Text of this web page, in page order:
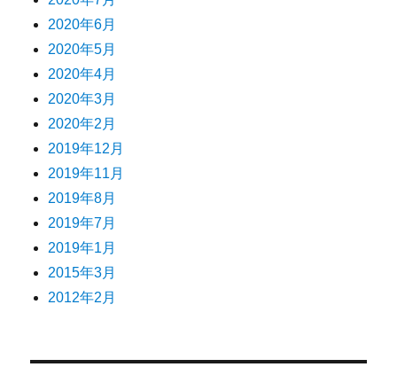
2020年6月
2020年5月
2020年4月
2020年3月
2020年2月
2019年12月
2019年11月
2019年8月
2019年7月
2019年1月
2015年3月
2012年2月